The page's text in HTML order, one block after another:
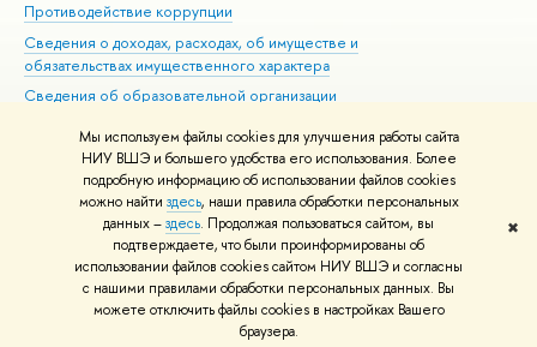
Мы используем файлы cookies для улучшения работы сайта
НИУ ВШЭ и большего удобства его использования. Более
подробную информацию об использовании файлов cookies
можно найти здесь, наши правила обработки персональных
данных –здесь. Продолжая пользоваться сайтом, вы
подтверждаете, что были проинформированы об
использовании файлов cookies сайтом НИУ ВШЭ и согласны
с нашими правилами обработки персональных данных. Вы
можете отключить файлы cookies в настройках Вашего
браузера.
✖
Противодействие коррупции
Сведения о доходах, расходах, об имуществе и
обязательствах имущественного характера
Сведения об образовательной организации
Людям с ограниченными возможностями здоровья
Единая платежная страница
Работа в Вышке
© НИУ ВШЭ 1993–2026 Адреса и контакты Условия использования
материалов Политика конфиденциальности Карта сайта
Шрифты HSE Sans и HSE Slab разработаны вШколе дизайна НИУ ВШЭ